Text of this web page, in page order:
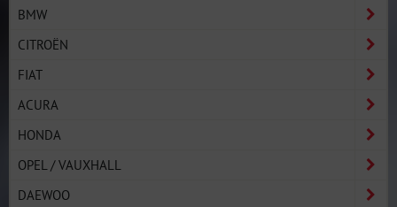
BMW
CITROËN
FIAT
ACURA
HONDA
OPEL / VAUXHALL
DAEWOO